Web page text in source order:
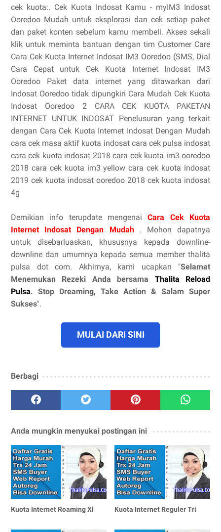
cek kuota:. Cek Kuota Indosat Kamu - myIM3 Indosat
Ooredoo Mudah untuk eksplorasi dan cek setiap paket
dan paket konten sebelum kamu membeli. Akses sekali
klik untuk meminta bantuan dengan tim Customer Care
Cara Cek Kuota Internet Indosat IM3 Ooredoo (SMS, Dial
Cara Cepat untuk Cek Kuota Internet Indosat IM3
Ooredoo Paket data internet yang ditawarkan dari
Indosat Ooredoo tidak dipungkiri Cara Mudah Cek Kuota
Indosat Ooredoo 2 CARA CEK KUOTA PAKETAN
INTERNET UNTUK INDOSAT Penelusuran yang terkait
dengan Cara Cek Kuota Internet Indosat Dengan Mudah
cara cek masa aktif kuota indosat cara cek pulsa indosat
cara cek kuota indosat 2018 cara cek kuota im3 ooredoo
2018 cara cek kuota im3 yellow cara cek kuota indosat
2019 cek kuota indosat ooredoo 2018 cek kuota indosat
4g
Demikian info terupdate mengenaiCara Cek Kuota
Internet Indosat Dengan Mudah . Mohon dapatnya
untuk disebarluaskan, khususnya kepada downline-
downline dan umumnya kepada semua member thalita
pulsa dot com. Akhirnya, kami ucapkan "Selamat
Menemukan Rezeki Anda bersama Thalita Reload
Pulsa. Stop Dreaming, Take Action & Salam Super
Sukses".
MULAI DARI SINI
Berbagi
Anda mungkin menyukai postingan ini
Kuota Internet Roaming Xl Kuota Internet Reguler Tri